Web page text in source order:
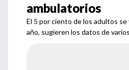
ambulatorios
El 5 por ciento de los adultos
año, sugieren los datos de